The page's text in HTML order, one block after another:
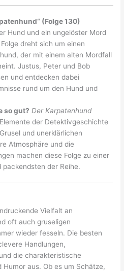
(Folge 130)
Hund und ein ungelöster Mord
dreht sich um einen
der mit einem alten Mordfall
Justus, Peter und Bob
und entdecken dabei
rund um den Hund und
so gut? Der Karpatenhund
der Detektivgeschichte
und unerklärlichen
Atmosphäre und die
machen diese Folge zu einer
der Reihe.
Vielfalt an
oft auch gruseligen
wieder fesseln. Die besten
Handlungen,
die charakteristische
aus. Ob es um Schätze,